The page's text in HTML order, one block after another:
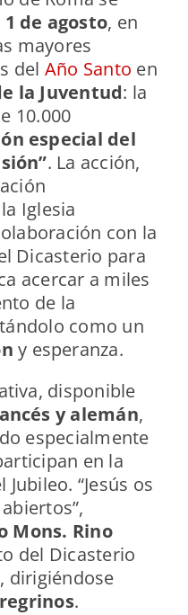
1 de agosto, en
mayores
del Año Santo en
la Juventud: la
10.000
especial del
. La acción,
Iglesia
con la
Dicasterio para
acercar a miles
de la
como un
y esperanza.
disponible
y alemán,
especialmente
en la
“Jesús os
Mons. Rino
del Dicasterio
dirigiéndose
.